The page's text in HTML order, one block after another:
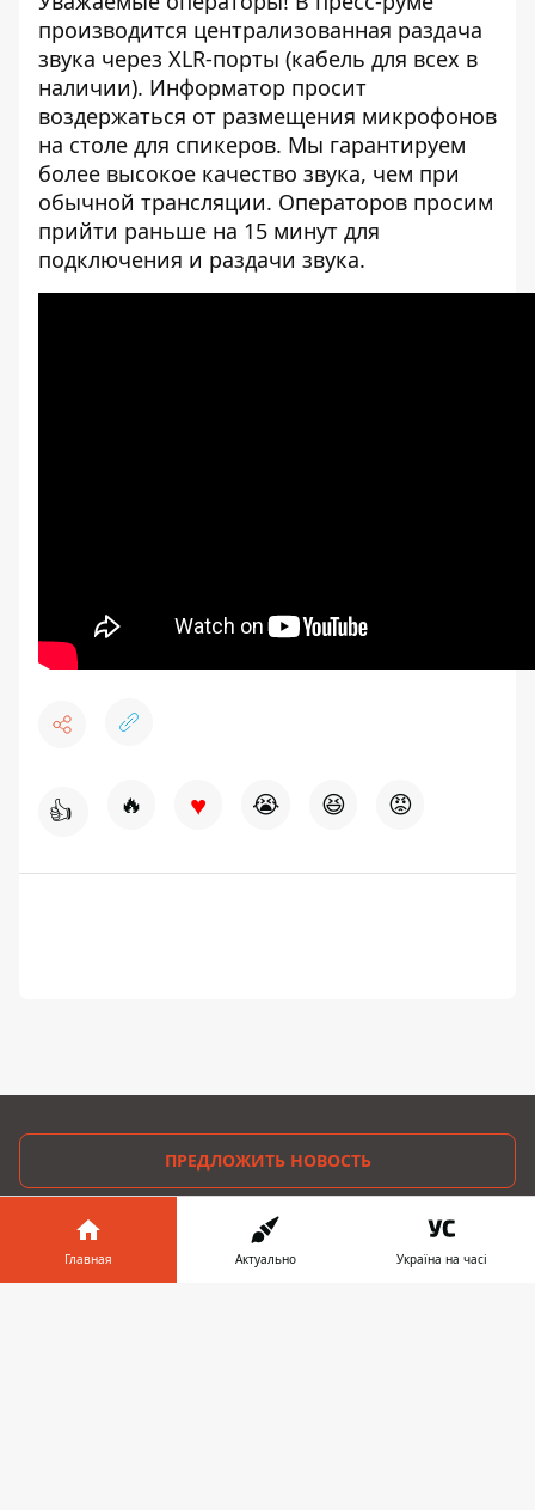
производится централизованная раздача
звука через XLR-порты (кабель для всех в
наличии). Информатор просит
воздержаться от размещения микрофонов
на столе для спикеров. Мы гарантируем
более высокое качество звука, чем при
обычной трансляции. Операторов просим
прийти раньше на 15 минут для
подключения и раздачи звука.
👍 🔥 ♥ 😭 😆 😡
ПРЕДЛОЖИТЬ НОВОСТЬ
Днепр
Область
Главная Актуально Україна на часі